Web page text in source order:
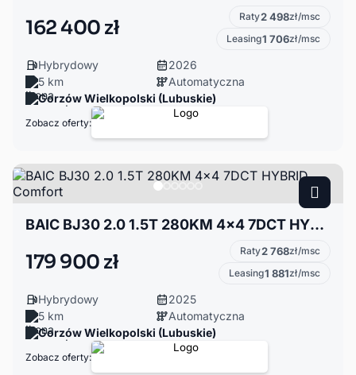
162 400 zł Raty2 498zł/msc
Leasing1 706zł/msc
Hybrydowy
2026
5 km
Automatyczna
Gorzów Wielkopolski (Lubuskie)
Zobacz oferty:
BAIC BJ30 2.0 1.5T 280KM 4x4 7DCT HYBRID Comfort
179 900 zł Raty2 768zł/msc
Leasing1 881zł/msc
Hybrydowy
2025
5 km
Automatyczna
Gorzów Wielkopolski (Lubuskie)
Zobacz oferty: